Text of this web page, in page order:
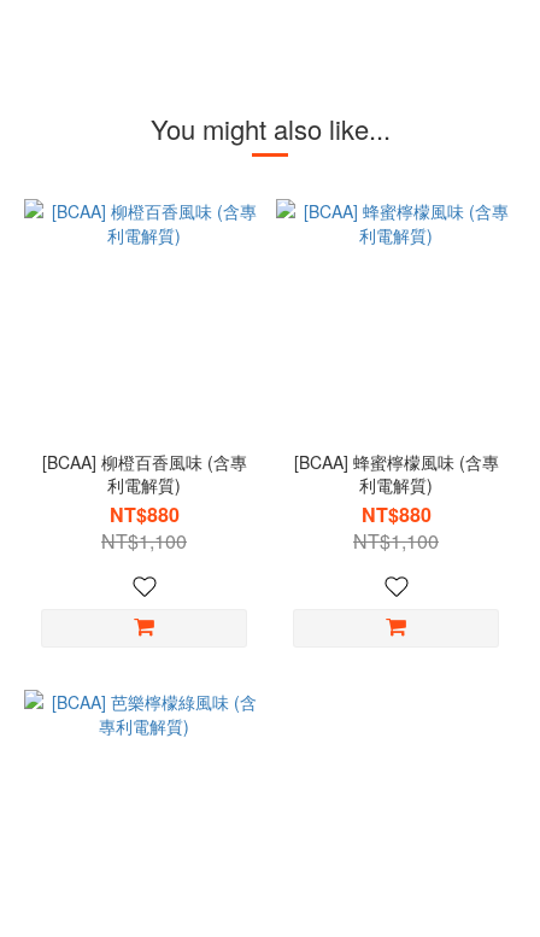
You might also like...
[BCAA] 柳橙百香風味 (含專
利電解質)
NT$880
NT$1,100
[BCAA] 蜂蜜檸檬風味 (含專
利電解質)
NT$880
NT$1,100